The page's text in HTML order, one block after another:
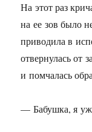
На этот раз
на ее зов было
приводила в
отвернулась от
и помчалась
— Бабушка, я